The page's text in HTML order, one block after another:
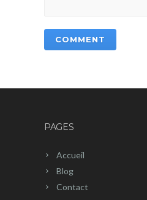
PAGES
Accueil
Blog
Contact